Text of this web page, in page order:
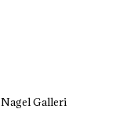
Nagel Galleri